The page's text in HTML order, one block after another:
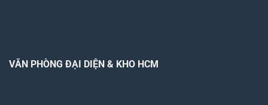
VĂN PHÒNG ĐẠI DIỆN & KHO HCM